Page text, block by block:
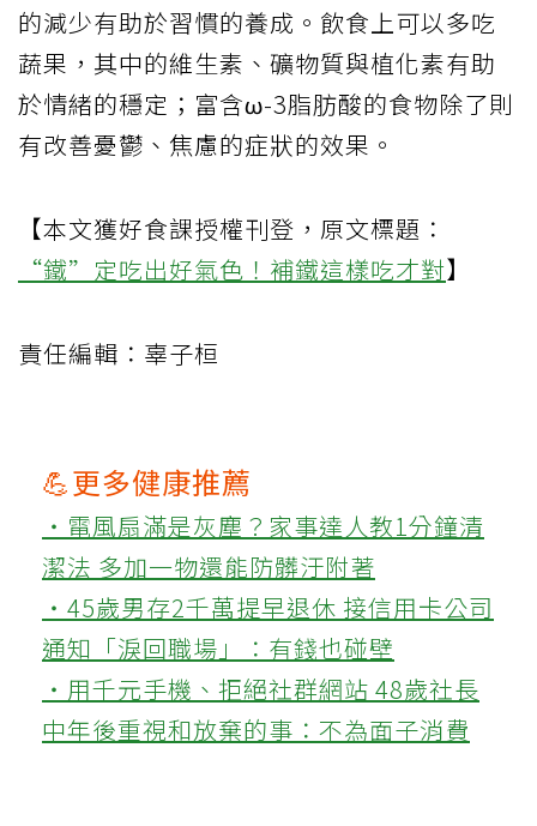
的減少有助於習慣的養成。飲食上可以多吃
蔬果，其中的維生素、礦物質與植化素有助
於情緒的穩定；富含ω-3脂肪酸的食物除了則
有改善憂鬱、焦慮的症狀的效果。
【本文獲好食課授權刊登，原文標題：
“鐵”定吃出好氣色！補鐵這樣吃才對】
責任編輯：辜子桓
💪更多健康推薦
‧電風扇滿是灰塵？家事達人教1分鐘清
潔法 多加一物還能防髒汙附著
‧45歲男存2千萬提早退休 接信用卡公司
通知「淚回職場」：有錢也碰壁
‧用千元手機、拒絕社群網站 48歲社長
中年後重視和放棄的事：不為面子消費